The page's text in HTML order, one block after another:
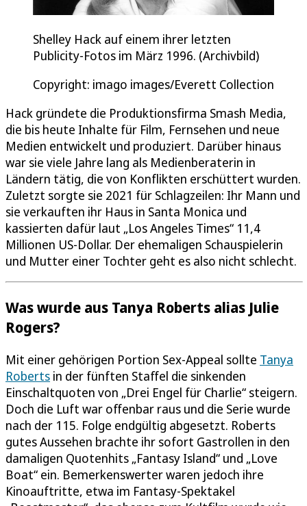
Shelley Hack auf einem ihrer letzten
Publicity-Fotos im März 1996. (Archivbild)
Copyright: imago images/Everett Collection
Hack gründete die Produktionsfirma Smash Media,
die bis heute Inhalte für Film, Fernsehen und neue
Medien entwickelt und produziert. Darüber hinaus
war sie viele Jahre lang als Medienberaterin in
Ländern tätig, die von Konflikten erschüttert wurden.
Zuletzt sorgte sie 2021 für Schlagzeilen: Ihr Mann und
sie verkauften ihr Haus in Santa Monica und
kassierten dafür laut „Los Angeles Times“ 11,4
Millionen US-Dollar. Der ehemaligen Schauspielerin
und Mutter einer Tochter geht es also nicht schlecht.
Was wurde aus Tanya Roberts alias Julie
Rogers?
Mit einer gehörigen Portion Sex-Appeal sollte Tanya
Roberts in der fünften Staffel die sinkenden
Einschaltquoten von „Drei Engel für Charlie“ steigern.
Doch die Luft war offenbar raus und die Serie wurde
nach der 115. Folge endgültig abgesetzt. Roberts
gutes Aussehen brachte ihr sofort Gastrollen in den
damaligen Quotenhits „Fantasy Island“ und „Love
Boat“ ein. Bemerkenswerter waren jedoch ihre
Kinoauftritte, etwa im Fantasy-Spektakel